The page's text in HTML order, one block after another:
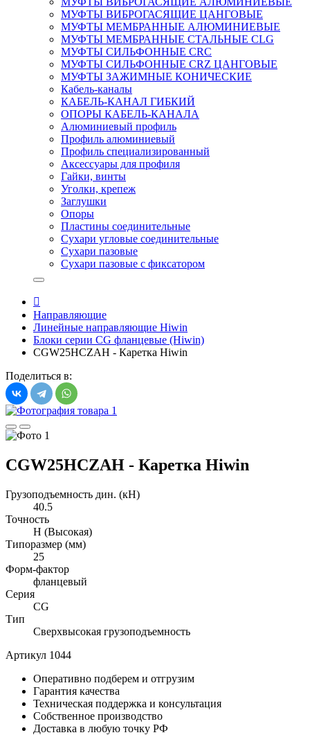
МУФТЫ ВИБРОГАСЯЩИЕ ЦАНГОВЫЕ
МУФТЫ МЕМБРАННЫЕ АЛЮМИНИЕВЫЕ
МУФТЫ МЕМБРАННЫЕ СТАЛЬНЫЕ CLG
МУФТЫ СИЛЬФОННЫЕ CRC
МУФТЫ СИЛЬФОННЫЕ CRZ ЦАНГОВЫЕ
МУФТЫ ЗАЖИМНЫЕ КОНИЧЕСКИЕ
Кабель-каналы
КАБЕЛЬ-КАНАЛ ГИБКИЙ
ОПОРЫ КАБЕЛЬ-КАНАЛА
Алюминиевый профиль
Профиль алюминиевый
Профиль специализированный
Аксессуары для профиля
Гайки, винты
Уголки, крепеж
Заглушки
Опоры
Пластины соединительные
Сухари угловые соединительные
Сухари пазовые
Сухари пазовые с фиксатором

Направляющие
Линейные направляющие Hiwin
Блоки серии CG фланцевые (Hiwin)
CGW25HCZAH - Каретка Hiwin
Поделиться в:
CGW25HCZAH - Каретка Hiwin
Грузоподъемность дин. (кН)
40.5
Точность
H (Высокая)
Типоразмер (мм)
25
Форм-фактор
фланцевый
Серия
CG
Тип
Сверхвысокая грузоподъемность
Артикул 1044
Оперативно подберем и отгрузим
Гарантия качества
Техническая поддержка и консультация
Собственное производство
Доставка в любую точку РФ